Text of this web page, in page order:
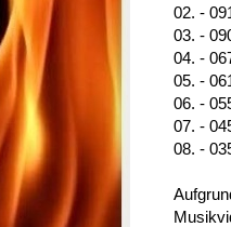
02. -
03. -
04. -
05. -
06. -
07. -
08. -